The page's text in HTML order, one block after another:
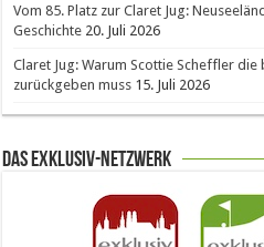
Vom 85. Platz zur Claret Jug:
Geschichte 20. Juli 2026
Claret Jug: Warum Scottie Scheffler
zurückgeben muss 15. Juli 2026
Das Exklusiv-Netzwerk